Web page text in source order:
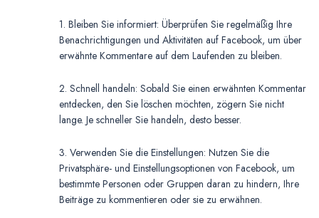
1. Bleiben Sie informiert: Überprüfen Sie regelmäßig Ihre
Benachrichtigungen und Aktivitäten auf Facebook, um über
erwähnte Kommentare auf dem Laufenden zu bleiben.
2. Schnell handeln: Sobald Sie einen erwähnten Kommentar
entdecken, den Sie löschen möchten, zögern Sie nicht
lange. Je schneller Sie handeln, desto besser.
3. Verwenden Sie die Einstellungen: Nutzen Sie die
Privatsphäre- und Einstellungsoptionen von Facebook, um
bestimmte Personen oder Gruppen daran zu hindern, Ihre
Beiträge zu kommentieren oder sie zu erwähnen.